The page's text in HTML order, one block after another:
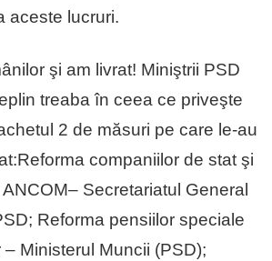
aceste lucruri.
şi am livrat! Miniştrii PSD
treaba în ceea ce priveşte
2 de măsuri pe care le-au
companiilor de stat şi
Secretariatul General
Reforma pensiilor speciale
Ministerul Muncii (PSD);